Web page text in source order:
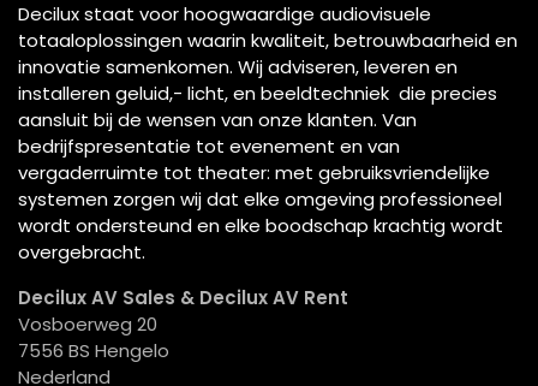
Decilux staat voor hoogwaardige audiovisuele
totaaloplossingen waarin kwaliteit, betrouwbaarheid en
innovatie samenkomen. Wij adviseren, leveren en
installeren geluid,- licht, en beeldtechniek die precies
aansluit bij de wensen van onze klanten. Van
bedrijfspresentatie tot evenement en van
vergaderruimte tot theater: met gebruiksvriendelijke
systemen zorgen wij dat elke omgeving professioneel
wordt ondersteund en elke boodschap krachtig wordt
overgebracht.
Decilux AV Sales & Decilux AV Rent
Vosboerweg 20
7556 BS Hengelo
Nederland